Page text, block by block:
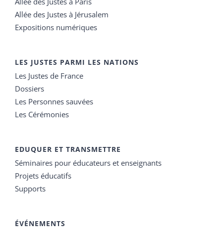
Allée des Justes à Jérusalem
Expositions numériques
LES JUSTES PARMI LES NATIONS
Les Justes de France
Dossiers
Les Personnes sauvées
Les Cérémonies
EDUQUER ET TRANSMETTRE
Séminaires pour éducateurs et enseignants
Projets éducatifs
Supports
ÉVÉNEMENTS